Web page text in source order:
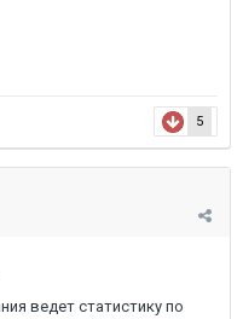
5
ведет статистику по